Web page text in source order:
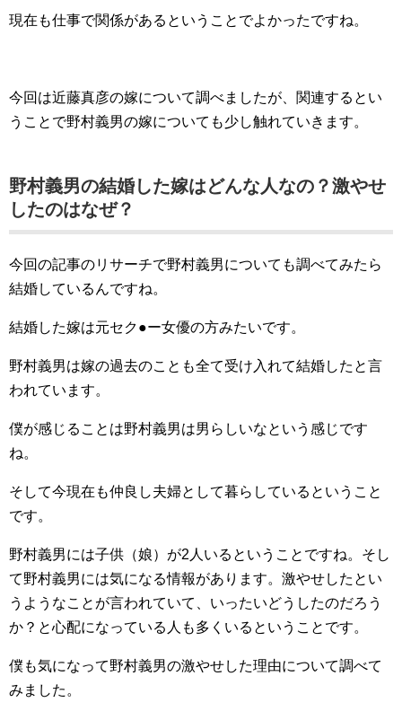
現在も仕事で関係があるということでよかったですね。
今回は近藤真彦の嫁について調べましたが、関連するとい
うことで野村義男の嫁についても少し触れていきます。
野村義男の結婚した嫁はどんな人なの？激やせ
したのはなぜ？
今回の記事のリサーチで野村義男についても調べてみたら
結婚しているんですね。
結婚した嫁は元セク●ー女優の方みたいです。
野村義男は嫁の過去のことも全て受け入れて結婚したと言
われています。
僕が感じることは野村義男は男らしいなという感じです
ね。
そして今現在も仲良し夫婦として暮らしているということ
です。
野村義男には子供（娘）が2人いるということですね。そし
て野村義男には気になる情報があります。激やせしたとい
うようなことが言われていて、いったいどうしたのだろう
か？と心配になっている人も多くいるということです。
僕も気になって野村義男の激やせした理由について調べて
みました。